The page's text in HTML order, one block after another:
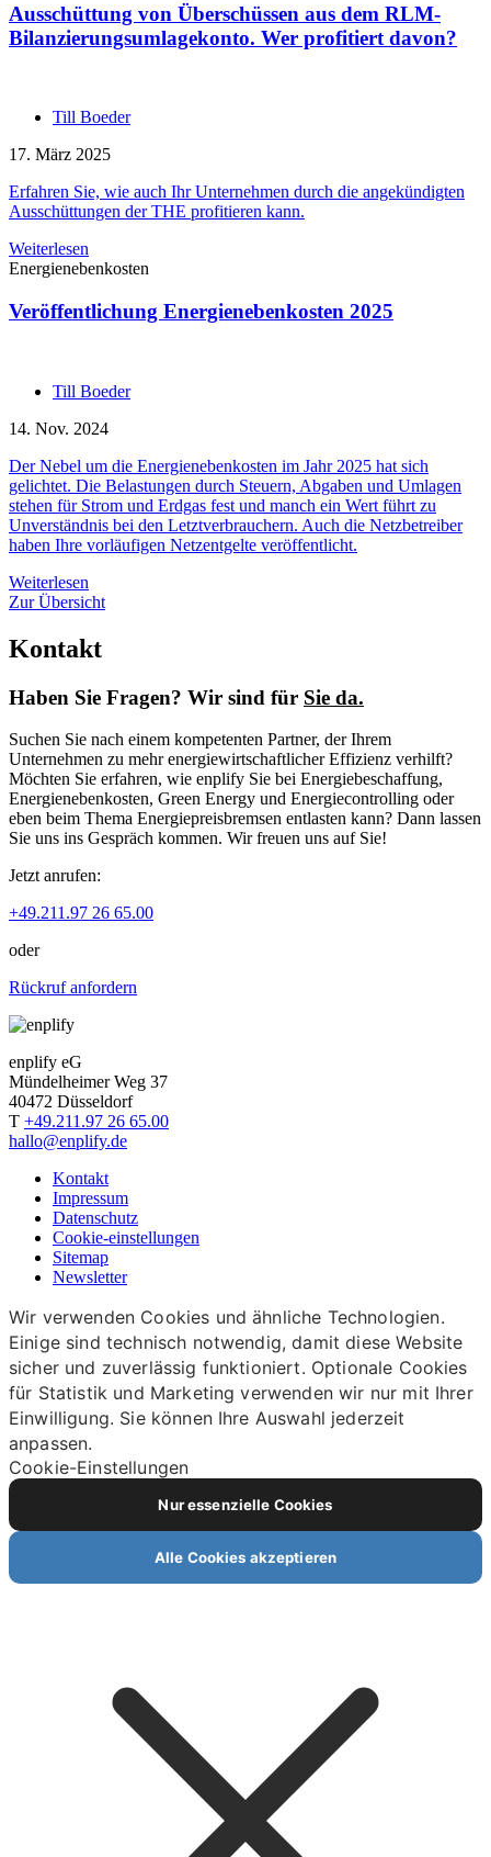
Ausschüttung von Überschüssen aus dem RLM-
Bilanzierungsumlagekonto. Wer profitiert davon?
Till Boeder
17. März 2025
Erfahren Sie, wie auch Ihr Unternehmen durch die angekündigten
Ausschüttungen der THE profitieren kann.
Weiterlesen
Energienebenkosten
Veröffentlichung Energienebenkosten 2025
Till Boeder
14. Nov. 2024
Der Nebel um die Energienebenkosten im Jahr 2025 hat sich
gelichtet. Die Belastungen durch Steuern, Abgaben und Umlagen
stehen für Strom und Erdgas fest und manch ein Wert führt zu
Unverständnis bei den Letztverbrauchern. Auch die Netzbetreiber
haben Ihre vorläufigen Netzentgelte veröffentlicht.
Weiterlesen
Zur Übersicht
Kontakt
Haben Sie Fragen? Wir sind für Sie da.
Suchen Sie nach einem kompetenten Partner, der Ihrem
Unternehmen zu mehr energiewirtschaftlicher Effizienz verhilft?
Möchten Sie erfahren, wie enplify Sie bei Energiebeschaffung,
Energienebenkosten, Green Energy und Energiecontrolling oder
eben beim Thema Energiepreisbremsen entlasten kann? Dann lassen
Sie uns ins Gespräch kommen. Wir freuen uns auf Sie!
Jetzt anrufen:
+49.211.97 26 65.00
oder
Rückruf anfordern
enplify eG
Mündelheimer Weg 37
40472 Düsseldorf
T +49.211.97 26 65.00
hallo@enplify.de
Kontakt
Impressum
Datenschutz
Cookie-einstellungen
Sitemap
Newsletter
Wir verwenden Cookies und ähnliche Technologien.
Einige sind technisch notwendig, damit diese Website
sicher und zuverlässig funktioniert. Optionale Cookies
für Statistik und Marketing verwenden wir nur mit Ihrer
Einwilligung. Sie können Ihre Auswahl jederzeit
anpassen.
Cookie-Einstellungen
Nur essenzielle Cookies
Alle Cookies akzeptieren